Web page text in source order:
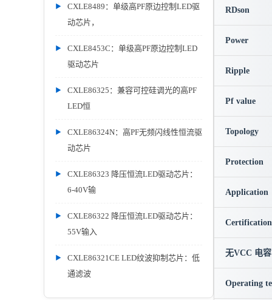
CXLE8489：单级高PF原边控制LED驱
动芯片，
CXLE8453C：单级高PF原边控制LED
驱动芯片
CXLE86325：兼容可控硅调光的高PF
LED恒
CXLE86324N：高PF无频闪线性恒流驱
动芯片
CXLE86323 降压恒流LED驱动芯片：
6-40V输
CXLE86322 降压恒流LED驱动芯片：
55V输入
CXLE86321CE LED纹波抑制芯片：低
通滤波
RDson
Power
Ripple
Pf value
Topology
Protection
Application
Certification
无VCC 电容
Operating